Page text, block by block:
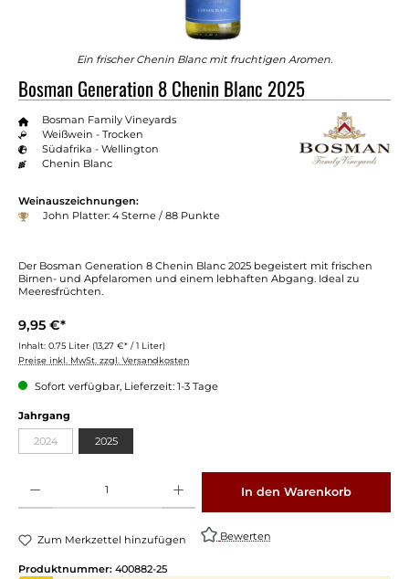
Ein frischer Chenin Blanc mit fruchtigen Aromen.
Bosman Generation 8 Chenin Blanc 2025
Bosman Family Vineyards
Weißwein - Trocken
Südafrika - Wellington
Chenin Blanc
Weinauszeichnungen:
John Platter: 4 Sterne / 88 Punkte
Der Bosman Generation 8 Chenin Blanc 2025 begeistert mit frischen
Birnen- und Apfelaromen und einem lebhaften Abgang. Ideal zu
Meeresfrüchten.
9,95 €*
Inhalt: 0.75 Liter (13,27 €* / 1 Liter)
Preise inkl. MwSt. zzgl. Versandkosten
Sofort verfügbar, Lieferzeit: 1-3 Tage
Jahrgang
2024(Diese Option ist zurzeit nicht verfügbar.)
2025
In den Warenkorb
Zum Merkzettel hinzufügen Bewerten
Produktnummer: 400882-25